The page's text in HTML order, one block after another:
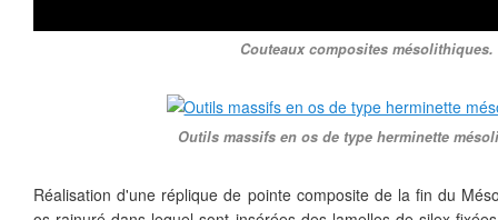
Couteaux composites mésolithiques.
Outils massifs en os de type herminette
Réalisation d'une réplique de pointe composite de la fin du